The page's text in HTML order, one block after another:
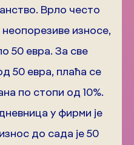
Врло често
износе,
50 евра. За све
50 евра, плаћа се
по стопи од 10%.
у фирми је
до сада је 50